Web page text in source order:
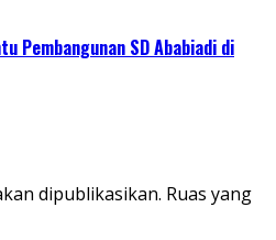
Pembangunan SD Ababiadi di
dipublikasikan. Ruas yang